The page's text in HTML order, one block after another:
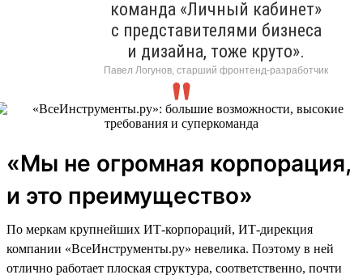
команда «Личный кабинет»
с представителями бизнеса
и дизайна, тоже круто».
Павел Логунов, старший фронтенд-разработчик
«Мы не огромная корпорация,
и это преимущество»
По меркам крупнейших ИТ-корпораций, ИТ-дирекция
компании «ВсеИнструменты.ру» невелика. Поэтому в ней
отлично работает плоская структура, соответственно, почти